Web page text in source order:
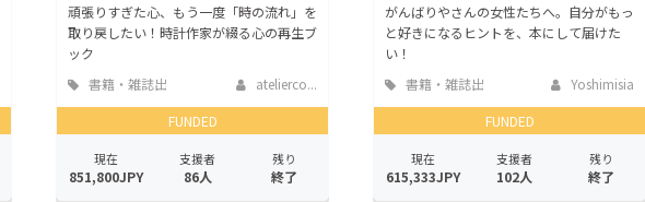
頑張りすぎた心、もう一度「時の流れ」を
取り戻したい！時計作家が綴る心の再生ブ
ック
書籍・雑誌出
版
atelierco...
FUNDED
現在
851,800JPY
支援者
86人
残り
終了
がんばりやさんの女性たちへ。自分がもっ
と好きになるヒントを、本にして届けた
い！
書籍・雑誌出
版
Yoshimisia
FUNDED
現在
615,333JPY
支援者
102人
残り
終了